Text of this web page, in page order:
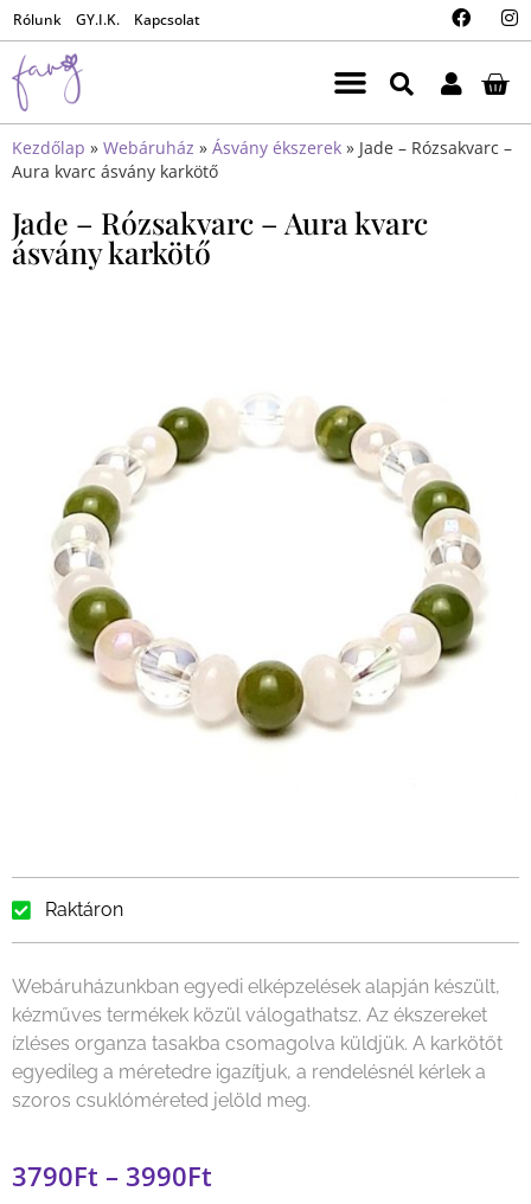
Rólunk GY.I.K. Kapcsolat
Kezdőlap » Webáruház » Ásvány ékszerek » Jade – Rózsakvarc –
Aura kvarc ásvány karkötő
Jade – Rózsakvarc – Aura kvarc
ásvány karkötő
Raktáron
Webáruházunkban egyedi elképzelések alapján készült,
kézműves termékek közül válogathatsz. Az ékszereket
ízléses organza tasakba csomagolva küldjük. A karkötőt
egyedileg a méretedre igazítjuk, a rendelésnél kérlek a
szoros csuklóméreted jelöld meg.
3790Ft – 3990Ft